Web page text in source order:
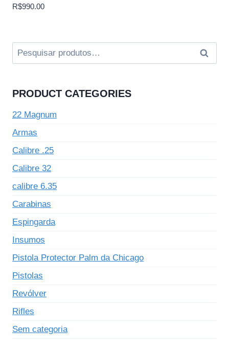
R$990.00
Pesquisar
por:
PRODUCT CATEGORIES
22 Magnum
Armas
Calibre .25
Calibre 32
calibre 6.35
Carabinas
Espingarda
Insumos
Pistola Protector Palm da Chicago
Pistolas
Revólver
Rifles
Sem categoria